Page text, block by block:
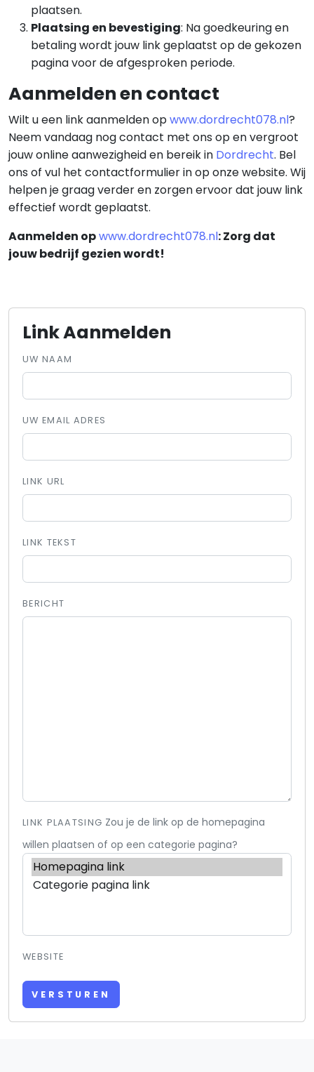
plaatsen.
Plaatsing en bevestiging: Na goedkeuring en
betaling wordt jouw link geplaatst op de gekozen
pagina voor de afgesproken periode.
Aanmelden en contact
Wilt u een link aanmelden opwww.dordrecht078.nl?
Neem vandaag nog contact met ons op en vergroot
jouw online aanwezigheid en bereik in Dordrecht. Bel
ons of vul het contactformulier in op onze website. Wij
helpen je graag verder en zorgen ervoor dat jouw link
effectief wordt geplaatst.
Aanmelden opwww.dordrecht078.nl: Zorg dat
jouw bedrijf gezien wordt!
Link Aanmelden
UW NAAM
UW EMAIL ADRES
LINK URL
LINK TEKST
BERICHT
LINK PLAATSING Zou je de link op de homepagina
willen plaatsen of op een categorie pagina?
WEBSITE
VERSTUREN